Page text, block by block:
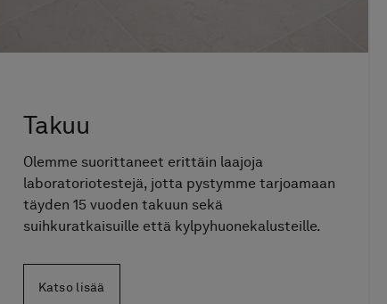
Takuu
Olemme suorittaneet erittäin laajoja
laboratoriotestejä, jotta pystymme tarjoamaan
täyden 15 vuoden takuun sekä
suihkuratkaisuille että kylpyhuonekalusteille.
Katso lisää